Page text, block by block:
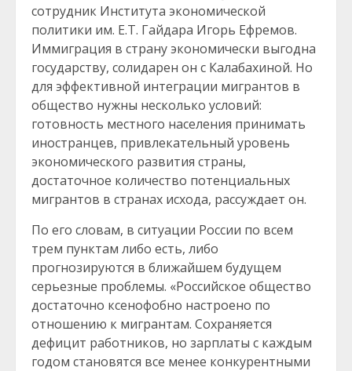
сотрудник Института экономической
политики им. Е.Т. Гайдара Игорь Ефремов.
Иммиграция в страну экономически выгодна
государству, солидарен он с Калабахиной. Но
для эффективной интеграции мигрантов в
общество нужны несколько условий:
готовность местного населения принимать
иностранцев, привлекательный уровень
экономического развития страны,
достаточное количество потенциальных
мигрантов в странах исхода, рассуждает он.
По его словам, в ситуации России по всем
трем пунктам либо есть, либо
прогнозируются в ближайшем будущем
серьезные проблемы. «Российское общество
достаточно ксенофобно настроено по
отношению к мигрантам. Сохраняется
дефицит работников, но зарплаты с каждым
годом становятся все менее конкурентными